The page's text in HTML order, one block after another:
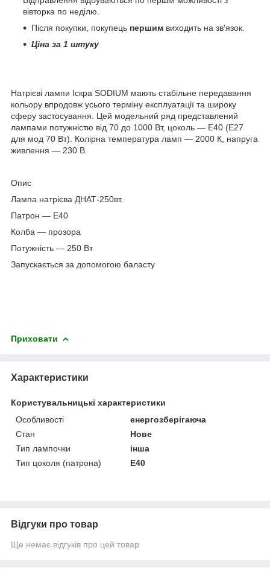
вівторка по неділю.
Після покупки, покупець першим виходить на зв'язок.
Ціна за 1 штуку
Натрієві лампи Іскра SODIUM мають стабільне передавання
кольору впродовж усього терміну експлуатації та широку
сферу застосування. Цей модельний ряд представлений
лампами потужністю від 70 до 1000 Вт, цоколь — E40 (Е27
для мод 70 Вт). Колірна температура ламп — 2000 К, напруга
живлення — 230 В.
Опис
Лампа натрієва ДНАТ-250вт.
Патрон — Е40
Колба — прозора
Потужність — 250 Вт
Запускається за допомогою баласту
Приховати
Характеристики
Користувальницькі характеристики
Особливості
енергозберігаюча
Стан
Нове
Тип лампочки
інша
Тип цоколя (патрона)
E40
Відгуки про товар
Ще немає відгуків про цей товар